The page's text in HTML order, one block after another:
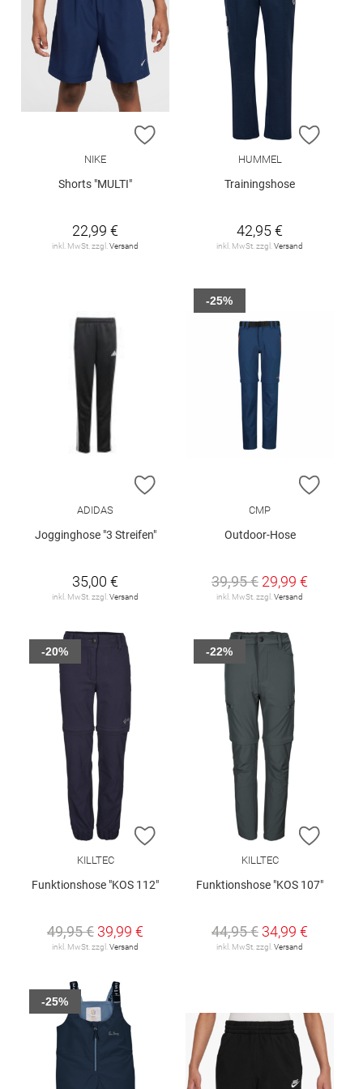
ZUR WUNSCHLISTE HINZUFÜGEN
NIKE
Shorts "MULTI"
22,99 €
inkl. MwSt. zzgl. Versand
ZUR
HUMMEL
Trainingshose
42,95 €
inkl. MwSt. zzgl. Versand
ZUR WUNSCHLISTE HINZUFÜGEN
ADIDAS
Jogginghose "3 Streifen"
35,00 €
inkl. MwSt. zzgl. Versand
ZUR
CMP
Outdoor-Hose
39,95 € 29,99 €
inkl. MwSt. zzgl. Versand
-25%
ZUR WUNSCHLISTE HINZUFÜGEN
KILLTEC
Funktionshose "KOS 112"
49,95 € 39,99 €
inkl. MwSt. zzgl.Versand
-20%
ZUR
KILLTEC
Funktionshose "KOS 107"
44,95 € 34,99 €
inkl. MwSt. zzgl.Versand
-22%
-25%